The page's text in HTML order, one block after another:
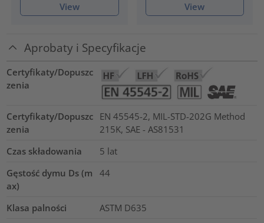
View
View
Aprobaty i Specyfikacje
Certyfikaty/Dopuszc
zenia
Certyfikaty/Dopuszc
zenia
EN 45545-2, MIL-STD-202G Method
215K, SAE - AS81531
Czas składowania
5 lat
Gęstość dymu Ds (m
ax)
44
Klasa palności
ASTM D635